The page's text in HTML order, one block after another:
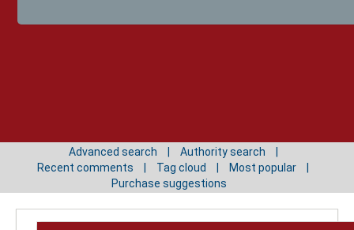
Advanced search
Authority search
Recent comments
Tag cloud
Most popular
Purchase suggestions